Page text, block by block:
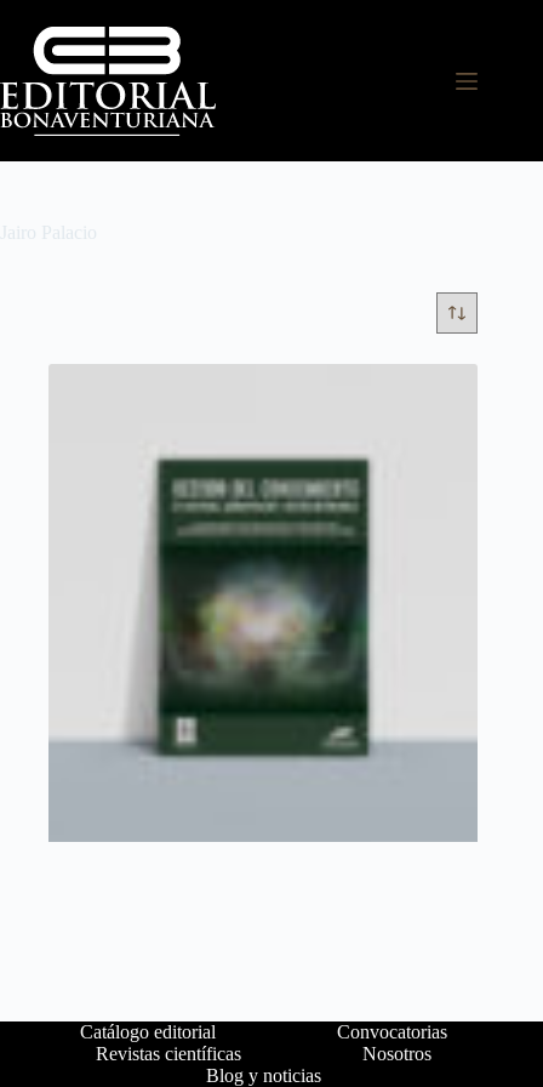
Jairo Palacio
Catálogo editorial
Convocatorias
Revistas científicas
Nosotros
Blog y noticias